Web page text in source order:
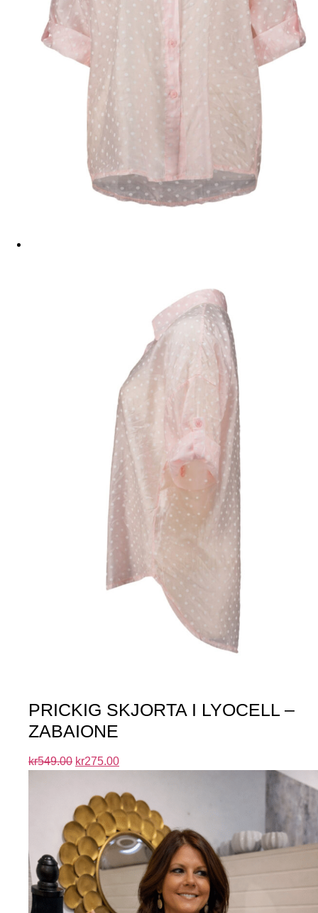
PRICKIG SKJORTA I LYOCELL –
ZABAIONE
kr549.00 kr275.00